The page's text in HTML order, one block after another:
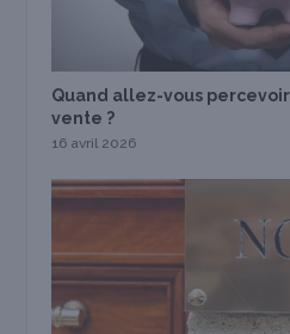
Quand allez-vous
vente ?
16 avril 2026